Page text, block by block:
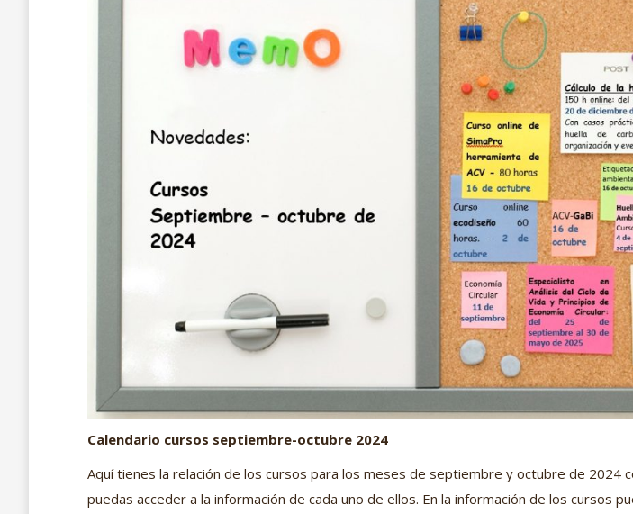
Calendario cursos septiembre-octubre 2024
Aquí tienes la relación de los cursos para los meses de septiembre y octubre de 2024
puedas acceder a la información de cada uno de ellos. En la información de los cursos